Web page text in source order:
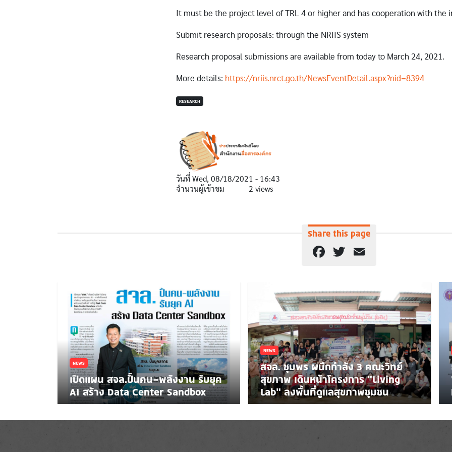
It must be the project level of TRL 4 or higher and has cooperation with the
Submit research proposals: through the NRIIS system
Research proposal submissions are available from today to March 24, 2021.
More details: https://nriis.nrct.go.th/NewsEventDetail.aspx?nid=8394
RESEARCH
วันที่Wed, 08/18/2021 - 16:43
จำนวนผู้เข้าชม
2 views
Share this page
Facebook
Twitter
NEWS
เปิดแผน สจล.ปั้นคน-พลังงาน รับยุค
AI สร้าง Data Center Sandbox
NEWS
สจล. ชุมพร ผนึกกำลัง 3 คณะวิทย์
สุขภาพ เดินหน้าโครงการ “Living
Lab” ลงพื้นที่ดูแลสุขภาพชุมชน